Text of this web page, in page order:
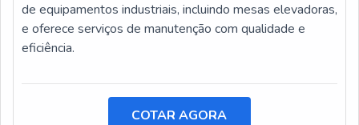
de equipamentos industriais, incluindo mesas elevadoras,
e oferece serviços de manutenção com qualidade e
eficiência.
COTAR AGORA